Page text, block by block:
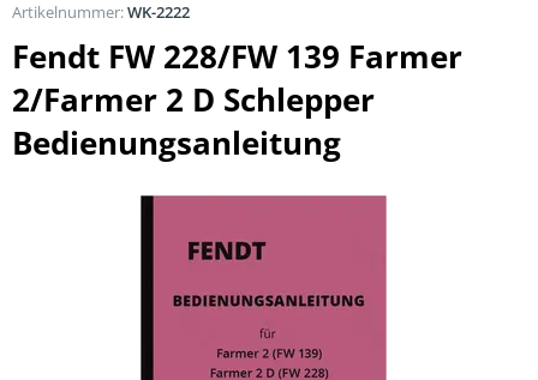
Fendt FW 228/FW 139 Farmer
2/Farmer 2 D Schlepper
Bedienungsanleitung
Artikelnummer:WK-2222